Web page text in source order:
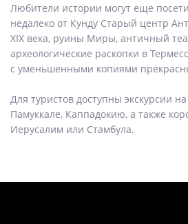
Любители истории могут еще
недалеко от Кунду Старый центр
XIX века, руины Миры, античный
археологические раскопки в
с уменьшенными копиями
Для туристов доступны экскурсии
Памуккале, Каппадокию, а также
Иерусалим или Стамбула.